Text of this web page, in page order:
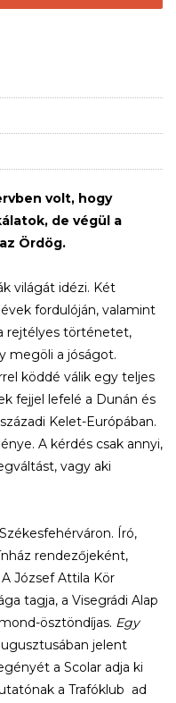
volt, hogy
de végül a
Ördög.
világát idézi. Két
fordulóján, valamint
rejtélyes történetet,
megöli a jóságot.
köddé válik egy teljes
fejjel lefelé a Dunán és
Kelet-Európában.
A kérdés csak annyi,
vagy aki
Író,
rendezőjeként,
József Attila Kör
tagja, a Visegrádi Alap
ösztöndíjas. Egy
jelent
a Scolar adja ki
a Trafóklub ad